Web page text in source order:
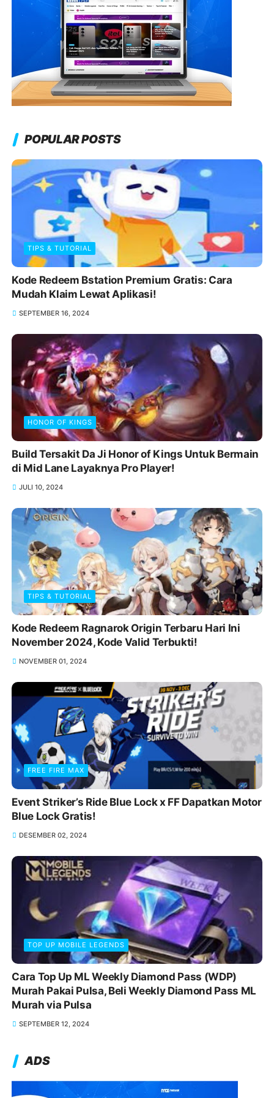
POPULAR POSTS
TIPS & TUTORIAL
Kode Redeem Bstation Premium Gratis: Cara
Mudah Klaim Lewat Aplikasi!
SEPTEMBER 16, 2024
HONOR OF KINGS
Build Tersakit Da Ji Honor of Kings Untuk Bermain
di Mid Lane Layaknya Pro Player!
JULI 10, 2024
TIPS & TUTORIAL
Kode Redeem Ragnarok Origin Terbaru Hari Ini
November 2024, Kode Valid Terbukti!
NOVEMBER 01, 2024
FREE FIRE MAX
Event Striker’s Ride Blue Lock x FF Dapatkan Motor
Blue Lock Gratis!
DESEMBER 02, 2024
TOP UP MOBILE LEGENDS
Cara Top Up ML Weekly Diamond Pass (WDP)
Murah Pakai Pulsa, Beli Weekly Diamond Pass ML
Murah via Pulsa
SEPTEMBER 12, 2024
ADS